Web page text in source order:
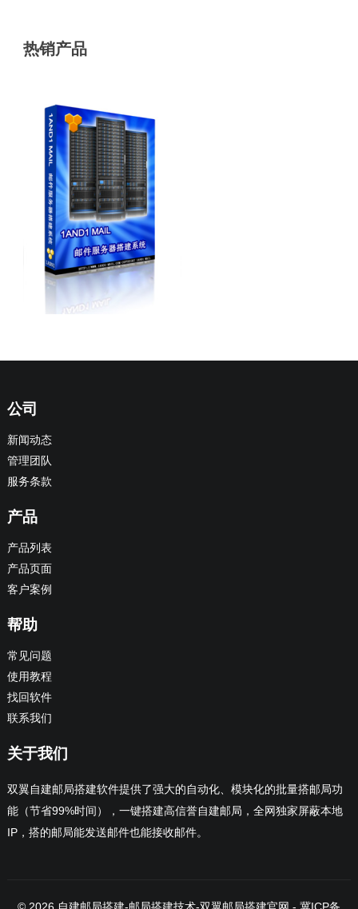
热销产品
公司
新闻动态
管理团队
服务条款
产品
产品列表
产品页面
客户案例
帮助
常见问题
使用教程
找回软件
联系我们
关于我们
双翼自建邮局搭建软件提供了强大的自动化、模块化的批量搭邮局功
能（节省99%时间），一键搭建高信誉自建邮局，全网独家屏蔽本地
IP，搭的邮局能发送邮件也能接收邮件。